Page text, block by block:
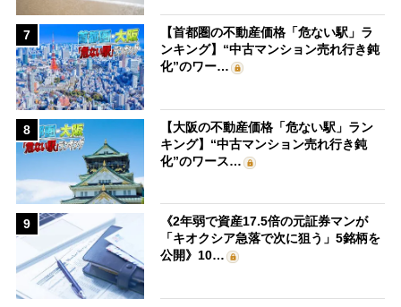
7
【首都圏の不動産価格「危ない駅」ラ
ンキング】“中古マンション売れ行き鈍
化”のワー…
8
【大阪の不動産価格「危ない駅」ラン
キング】“中古マンション売れ行き鈍
化”のワース…
9
《2年弱で資産17.5倍の元証券マンが
「キオクシア急落で次に狙う」5銘柄を
公開》10…